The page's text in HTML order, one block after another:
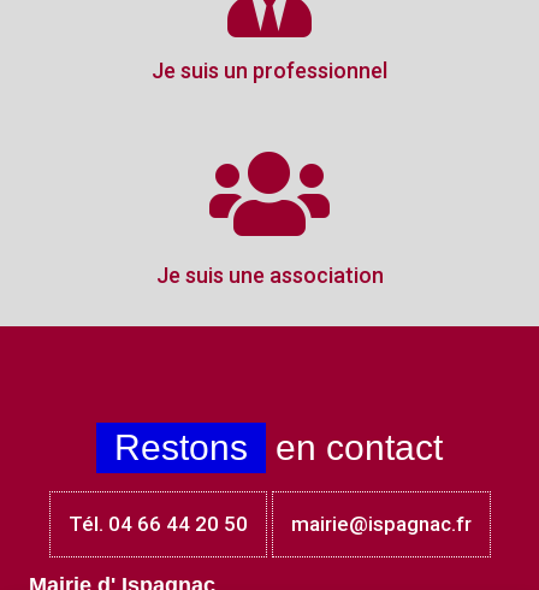
Je suis un professionnel
Je suis une association
Restons en contact
Tél. 04 66 44 20 50 mairie@ispagnac.fr
Mairie d' Ispagnac